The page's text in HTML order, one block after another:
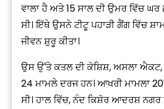
ਵਾਲਾ ਹੈ ਅਤੇ 15 ਸਾਲ ਦੀ ਉਮਰ ਵਿੱਚ
ਸੀ। ਇੱਥੇ ਉਸਨੇ ਟੀਟੂ ਪਹਾੜੀ ਗੈਂਗ ਵਿੱਚ
ਜੀਵਨ ਸ਼ੁਰੂ ਕੀਤਾ।
ਉਸ ਉੱਤੇ ਕਤਲ ਦੀ ਕੋਸ਼ਿਸ਼, ਅਸਲਾ
24 ਮਾਮਲੇ ਦਰਜ ਹਨ। ਆਖਰੀ ਮਾਮਲਾ
ਸੀ। ਹਾਲ ਵਿੱਚ, ਨੰਦ ਕਿਸ਼ੋਰ ਆਦਰਸ਼